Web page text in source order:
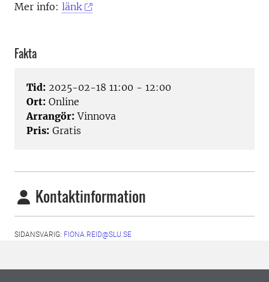
Mer info: länk
Fakta
Tid: 2025-02-18 11:00 - 12:00
Ort: Online
Arrangör: Vinnova
Pris: Gratis
Kontaktinformation
SIDANSVARIG: FIONA.REID@SLU.SE